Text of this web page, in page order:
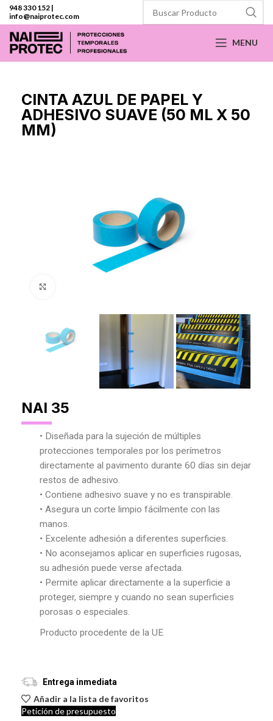
948 330 152 |
info@naiprotec.com
MENU
CINTA AZUL DE PAPEL Y
ADHESIVO SUAVE (50 ML X 50
MM)
NAI 35
• Diseñada para la sujeción de múltiples
protecciones temporales por los perímetros
directamente al pavimento durante 60 días sin dejar
restos de adhesivo.
• Contiene adhesivo suave y no es transpirable.
• Asegura un corte limpio fácilmente con las
manos.
• Excelente adhesión a diferentes superficies.
• No aconsejamos aplicar en superficies rugosas,
su adhesión puede verse afectada.
• Permite aplicar directamente a la superficie a
proteger, siempre y cuando no sean superficies
porosas o especiales.
Producto procedente de la UE
Entrega inmediata
Añadir a la lista de favoritos
Petición de presupuesto